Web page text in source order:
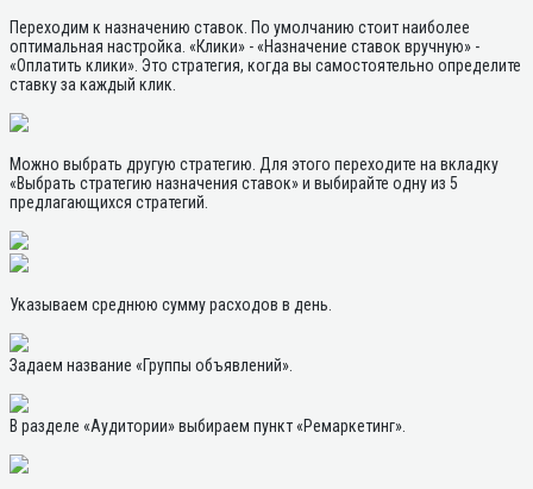
Переходим к назначению ставок. По умолчанию стоит наиболее
оптимальная настройка. «Клики» - «Назначение ставок вручную» -
«Оплатить клики». Это стратегия, когда вы самостоятельно определите
ставку за каждый клик.
Можно выбрать другую стратегию. Для этого переходите на вкладку
«Выбрать стратегию назначения ставок» и выбирайте одну из 5
предлагающихся стратегий.
Указываем среднюю сумму расходов в день.
Задаем название «Группы объявлений».
В разделе «Аудитории» выбираем пункт «Ремаркетинг».